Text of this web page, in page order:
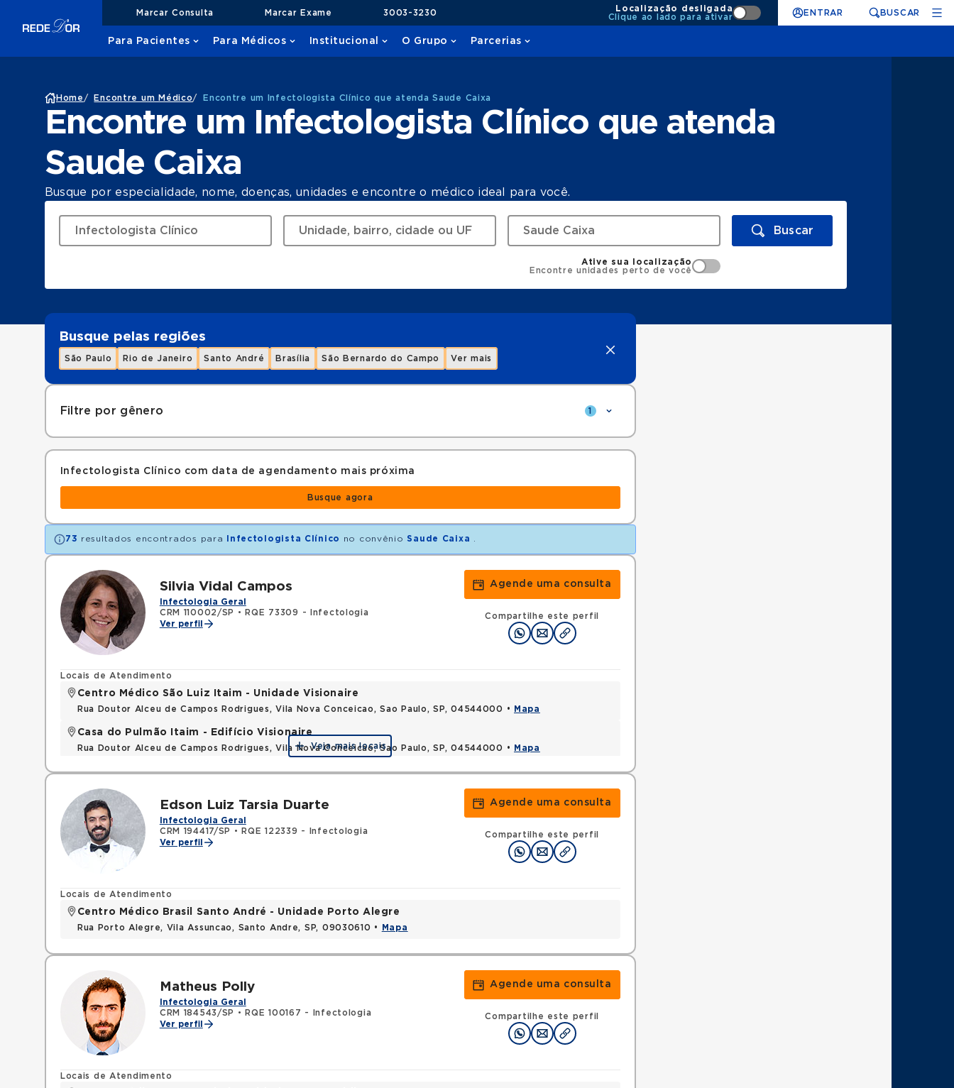
Marcar Consulta Marcar Exame 3003-3230
Localização desligada
Clique ao lado para ativar
ENTRAR BUSCAR
Para Pacientes Para Médicos Institucional O Grupo Parcerias
Home / Encontre um Médico/ Encontre um Infectologista Clínico que atenda Saude Caixa
Encontre um Infectologista Clínico que atenda
Saude Caixa
Busque por especialidade, nome, doenças, unidades e encontre o médico ideal para você.
Buscar
Ative sua localização
Encontre unidades perto de você
Busque pelas regiões
São Paulo Rio de Janeiro Santo André Brasília São Bernardo do Campo Ver mais
Filtre por gênero 1
Infectologista Clínico com data de agendamento mais próxima
Busque agora
73 resultados encontrados para Infectologista Clínico no convênio Saude Caixa
Silvia Vidal Campos
Infectologia Geral
CRM 110002/SP
•
RQE 73309 - Infectologia
Ver perfil
Agende uma consulta
Compartilhe este perfil
Locais de Atendimento
Centro Médico São Luiz Itaim - Unidade Visionaire
Rua Doutor Alceu de Campos Rodrigues, Vila Nova Conceicao, Sao Paulo, SP, 04544000 • Mapa
Casa do Pulmão Itaim - Edifício Visionaire
Rua Doutor Alceu de Campos Rodrigues, Vila Nova Conceicao, Sao Paulo, SP, 04544000 • Mapa
Veja mais locais
Edson Luiz Tarsia Duarte
Infectologia Geral
CRM 194417/SP
•
RQE 122339 - Infectologia
Ver perfil
Agende uma consulta
Compartilhe este perfil
Locais de Atendimento
Centro Médico Brasil Santo André - Unidade Porto Alegre
Rua Porto Alegre, Vila Assuncao, Santo Andre, SP, 09030610 • Mapa
Matheus Polly
Infectologia Geral
CRM 184543/SP
•
RQE 100167 - Infectologia
Ver perfil
Agende uma consulta
Compartilhe este perfil
Locais de Atendimento